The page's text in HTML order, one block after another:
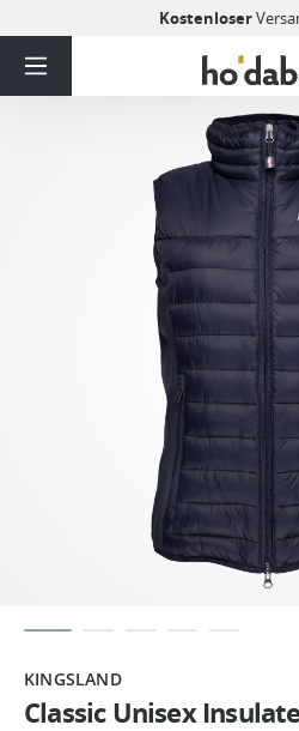
Kostenloser
KINGSLAND
Classic Unisex